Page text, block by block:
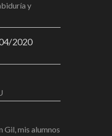
y
2020
Gil, mis alumnos